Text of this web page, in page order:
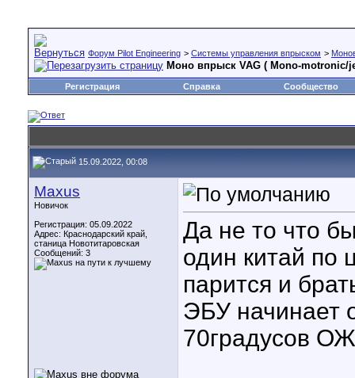
Форум Pilot Engineering > Cистемы управления впрыском >
Моно впрыск VAG ( Mono-motronic/
Регистрация Справка Сообщество
15.09.2022, 00:08
Maxus
Новичок
Регистрация: 05.09.2022
Адрес: Краснодарский край,
станица Новотитаровская
Сообщений: 3
Да не то что
один китай по
парится и
ЭБУ начинает
70градусов